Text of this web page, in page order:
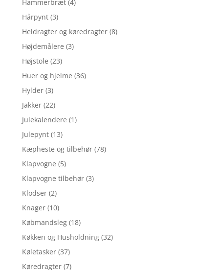
Hammerbræt (4)
Hårpynt (3)
Heldragter og køredragter (8)
Højdemålere (3)
Højstole (23)
Huer og hjelme (36)
Hylder (3)
Jakker (22)
Julekalendere (1)
Julepynt (13)
Kæpheste og tilbehør (78)
Klapvogne (5)
Klapvogne tilbehør (3)
Klodser (2)
Knager (10)
Købmandsleg (18)
Køkken og Husholdning (32)
Køletasker (37)
Køredragter (7)